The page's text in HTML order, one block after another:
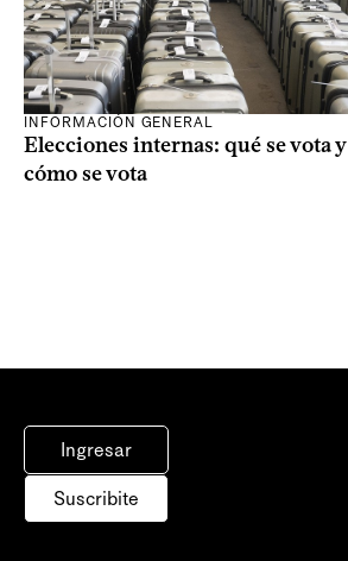
INFORMACIÓN GENERAL
Elecciones internas: qué se vota y
cómo se vota
Ingresar
Suscribite